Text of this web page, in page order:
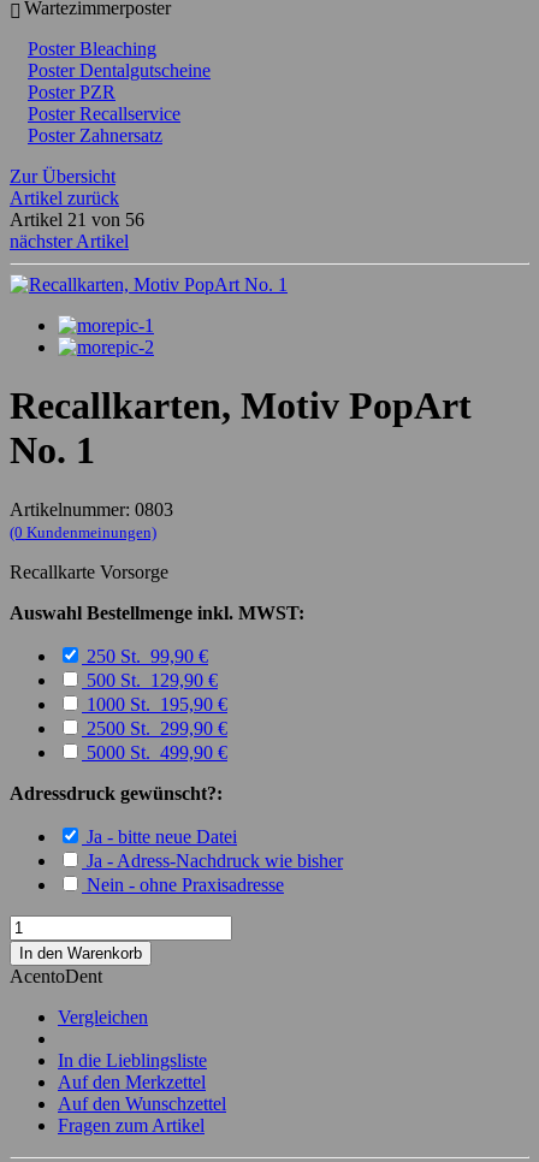
Wartezimmerposter
Poster Bleaching
Poster Dentalgutscheine
Poster PZR
Poster Recallservice
Poster Zahnersatz
Zur Übersicht
Artikel zurück
Artikel 21 von 56
nächster Artikel
Recallkarten, Motiv PopArt
No. 1
Artikelnummer: 0803
(0 Kundenmeinungen)
Recallkarte Vorsorge
Auswahl Bestellmenge inkl. MWST:
250 St. 99,90 €
500 St. 129,90 €
1000 St. 195,90 €
2500 St. 299,90 €
5000 St. 499,90 €
Adressdruck gewünscht?:
Ja - bitte neue Datei
Ja - Adress-Nachdruck wie bisher
Nein - ohne Praxisadresse
In den Warenkorb
AcentoDent
Vergleichen
In die Lieblingsliste
Auf den Merkzettel
Auf den Wunschzettel
Fragen zum Artikel